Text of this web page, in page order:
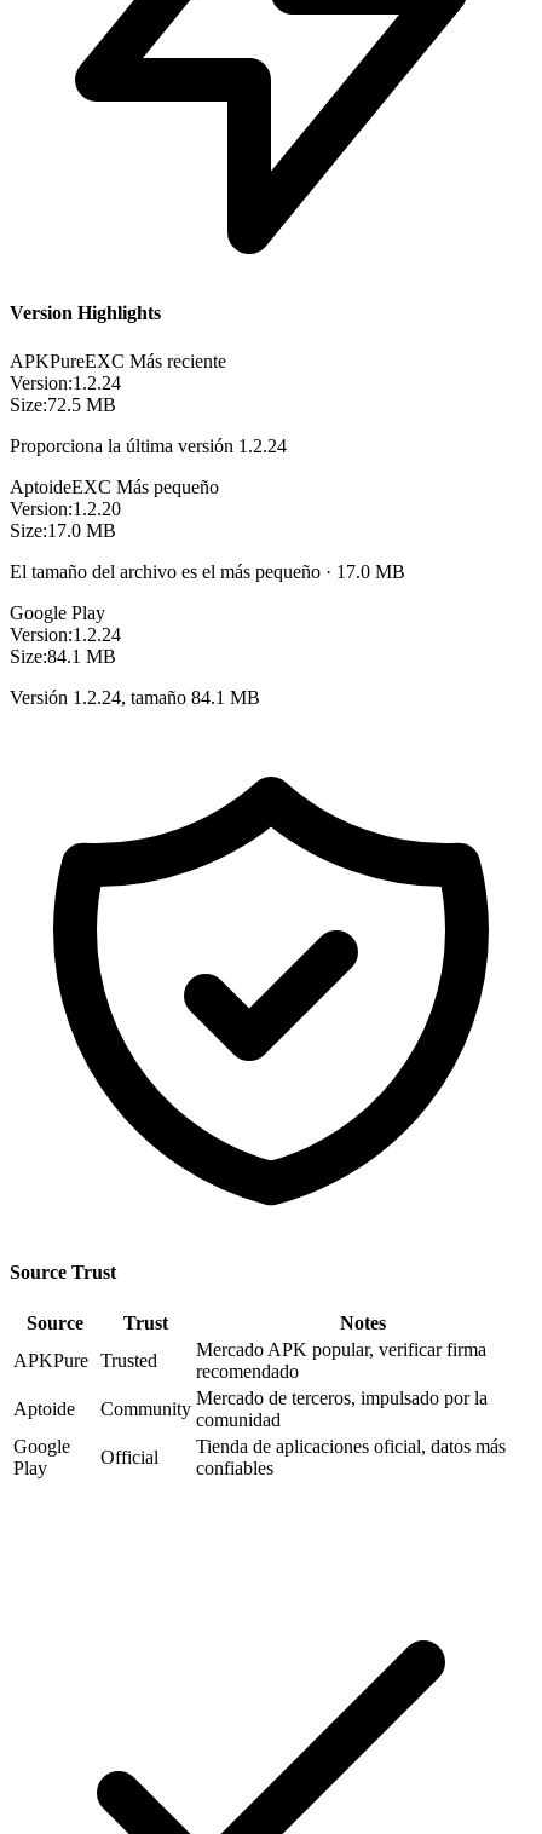
Version Highlights
APKPureEXC Más reciente
Version:1.2.24
Size:72.5 MB
Proporciona la última versión 1.2.24
AptoideEXC Más pequeño
Version:1.2.20
Size:17.0 MB
El tamaño del archivo es el más pequeño · 17.0 MB
Google Play
Version:1.2.24
Size:84.1 MB
Versión 1.2.24, tamaño 84.1 MB
Source Trust
Source Trust
Notes
APKPure Trusted
Mercado APK popular, verificar firma
recomendado
Aptoide
Community
Mercado de terceros, impulsado por la
comunidad
Google
Play
Official
Tienda de aplicaciones oficial, datos más
confiables